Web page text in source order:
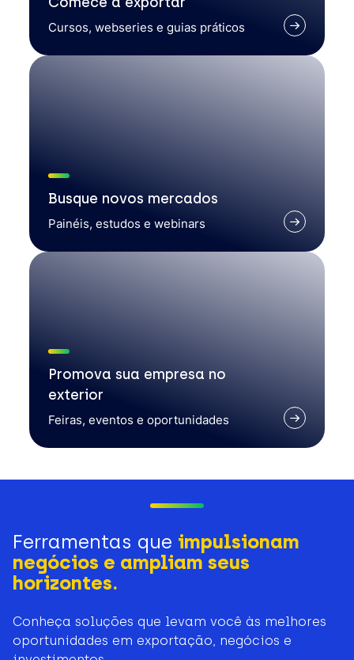
Cursos, webseries e guias práticos
Busque novos mercados
Painéis, estudos e webinars
Promova sua empresa no
exterior
Feiras, eventos e oportunidades
Ferramentas que impulsionam
negócios e ampliam seus
horizontes.
Conheça soluções que levam você às melhores
oportunidades em exportação, negócios e